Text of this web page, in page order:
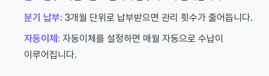
분기 납부: 3개월 단위로 납부받으면 관리 횟수가 줄어듭니다.
자동이체: 자동이체를 설정하면 매월 자동으로 수납이
이루어집니다.